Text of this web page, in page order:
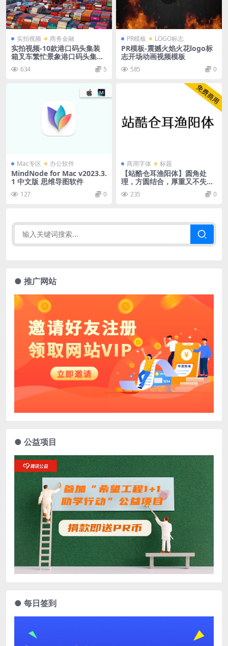
实拍视频 商务金融
实拍视频-10款港口码头集装
箱叉车繁忙景象港口码头集装
箱航拍视频素材
634 5
PR模板 LOGO标志
PR模板-震撼火焰火花logo标
志开场动画视频模板
585 0
Mac专区 办公软件
MindNode for Mac v2023.3.
1 中文版 思维导图软件
127 0
商用字体 标题
【站酷仓耳渔阳体】圆角处
理，方圆结合，厚重又不失灵
235 0
● 推广网站
● 公益项目
● 每日签到